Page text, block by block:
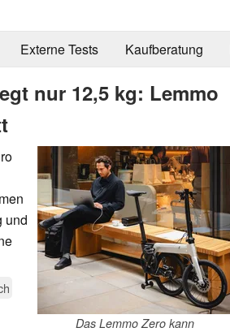
Externe Tests Kaufberatung
nur 12,5 kg: Lemmo
Das Lemmo Zero kann
und